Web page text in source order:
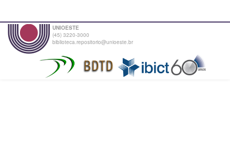
UNIOESTE
(45) 3220-3000
biblioteca.repositorio@unioeste.br